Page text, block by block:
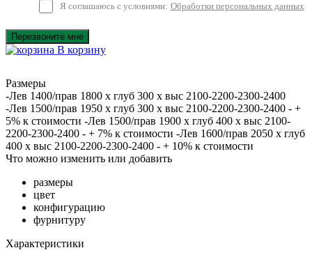
Я соглашаюсь с условиями: Обработки персональных данных
Перезвоните мне
В корзину
Размеры
-Лев 1400/прав 1800 х глуб 300 х выс 2100-2200-2300-2400
-Лев 1500/прав 1950 х глуб 300 х выс 2100-2200-2300-2400 - +
5% к стоимости -Лев 1500/прав 1900 х глуб 400 х выс 2100-
2200-2300-2400 - + 7% к стоимости -Лев 1600/прав 2050 х глуб
400 х выс 2100-2200-2300-2400 - + 10% к стоимости
Что можно изменить или добавить
размеры
цвет
конфигурацию
фурнитуру
Характеристики